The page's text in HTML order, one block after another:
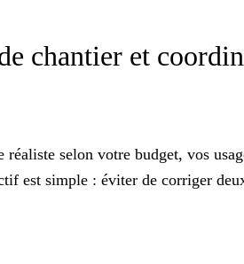
chantier et
réaliste selon votre budget, vos
est simple : éviter de corriger